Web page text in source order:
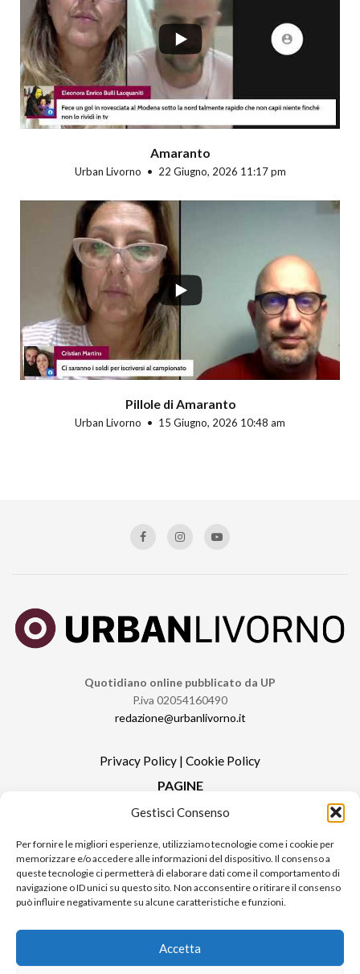
Gestisci Consenso
Per fornire le migliori esperienze, utilizziamo tecnologie come i cookie per
memorizzare e/o accedere alle informazioni del dispositivo. Il consenso a
queste tecnologie ci permetterà di elaborare dati come il comportamento di
navigazione o ID unici su questo sito. Non acconsentire o ritirare il consenso
può influire negativamente su alcune caratteristiche e funzioni.
Accetta
Amaranto
Urban Livorno 22 Giugno, 2026 11:17 pm
Pillole di Amaranto
Urban Livorno 15 Giugno, 2026 10:48 am
Quotidiano online pubblicato da UP
P.iva 02054160490
redazione@urbanlivorno.it
Privacy Policy | Cookie Policy
PAGINE
Redazione
Contatti
Pubblicità
Sitemap
RUBRICHE